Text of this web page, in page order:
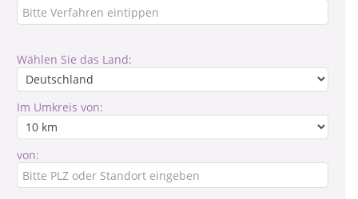
Wählen Sie das Land:
Im Umkreis von:
von: